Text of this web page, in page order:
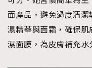
AFrenchMind
EmpowerF
面產品，避免過度清
濕精華與面霜，確保
濕面膜，為皮膚補充水